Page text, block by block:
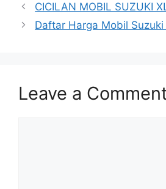
CICILAN MOBIL SUZUKI
Daftar Harga Mobil
Leave a